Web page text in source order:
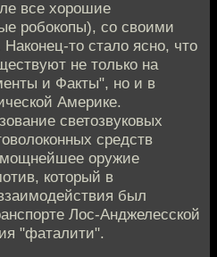
все хорошие
робокопы), со своими
то стало ясно, что
не только на
и Факты", но и в
Америке.
светозвуковых
средств
оружие
который в
был
Лос-Анджелесской
"фаталити".